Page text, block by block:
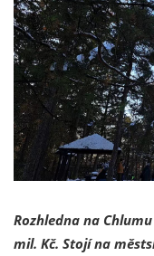
Rozhledna na
mil. Kč. Stojí na